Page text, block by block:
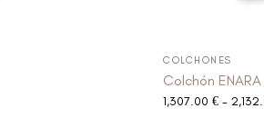
COLCHONES
Colchón ENARA
1,307.00 € -